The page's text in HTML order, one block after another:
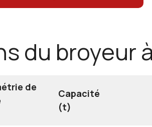
du broyeur
de
Capacité
(t)